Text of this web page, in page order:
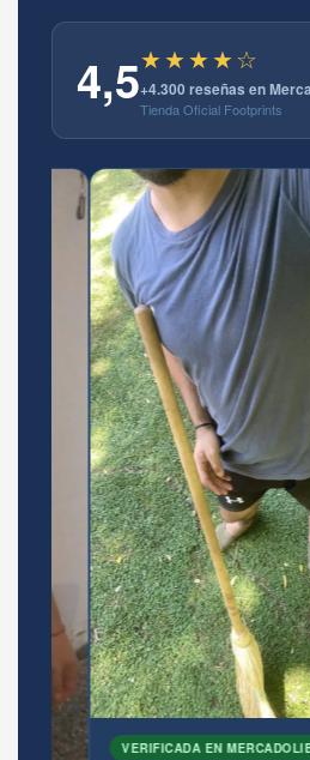
4,5★★★★☆
+4.300 reseñas en
Tienda Oficial Footprints
VERIFICADA EN MERCADOLIBRE